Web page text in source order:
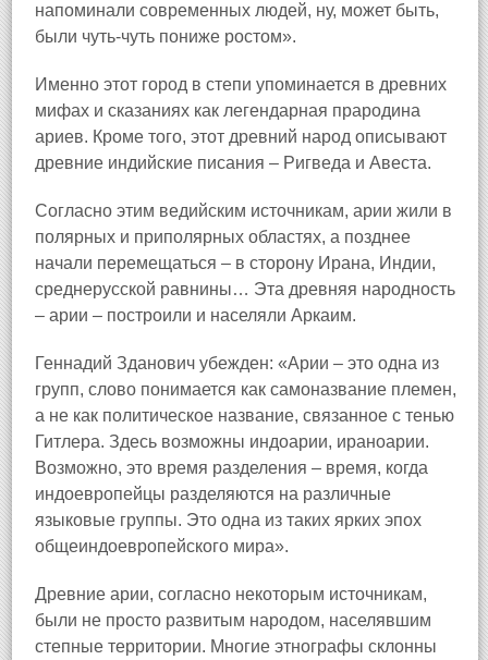
напоминали современных людей, ну, может быть,
были чуть-чуть пониже ростом».
Именно этот город в степи упоминается в древних
мифах и сказаниях как легендарная прародина
ариев. Кроме того, этот древний народ описывают
древние индийские писания – Ригведа и Авеста.
Согласно этим ведийским источникам, арии жили в
полярных и приполярных областях, а позднее
начали перемещаться – в сторону Ирана, Индии,
среднерусской равнины… Эта древняя народность
– арии – построили и населяли Аркаим.
Геннадий Зданович убежден: «Арии – это одна из
групп, слово понимается как самоназвание племен,
а не как политическое название, связанное с тенью
Гитлера. Здесь возможны индоарии, ираноарии.
Возможно, это время разделения – время, когда
индоевропейцы разделяются на различные
языковые группы. Это одна из таких ярких эпох
общеиндоевропейского мира».
Древние арии, согласно некоторым источникам,
были не просто развитым народом, населявшим
степные территории. Многие этнографы склонны